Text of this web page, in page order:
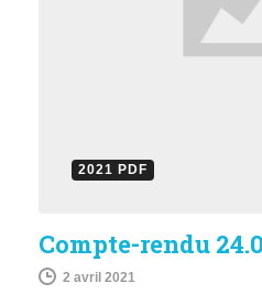
2021 PDF
Compte-rendu
2 avril 2021